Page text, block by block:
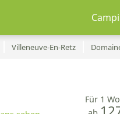
Villeneuve-En-Retz
Für 1